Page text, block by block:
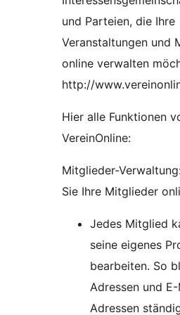
und Parteien, die Ihre
Veranstaltungen und
online verwalten
http://
Hier alle Funktionen
VereinOnline:
Mitglieder-
Sie Ihre Mitglieder
Jedes Mitglied
seine eigenes
bearbeiten. So
Adressen und
Adressen